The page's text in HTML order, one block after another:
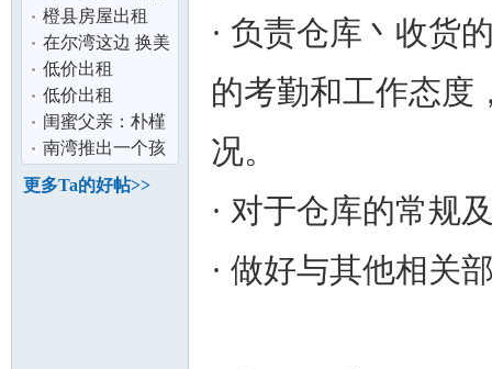
5%买房,30年固
定利率3.25%,
橙县房屋出租
在尔湾这边 换美
金3000要人民币
面对面交易
低价出租
SL450$2500/月,
含全保
低价出租
SL450$2500/月,
含全保
闺蜜父亲：朴槿
惠和我是精神世
界的夫妻
南湾推出一个孩
子一个IPAD项目
更多Ta的好帖>>
· 负责仓库丶收货
的考勤和工作态度
况。
· 对于仓库的常规
· 做好与其他相关